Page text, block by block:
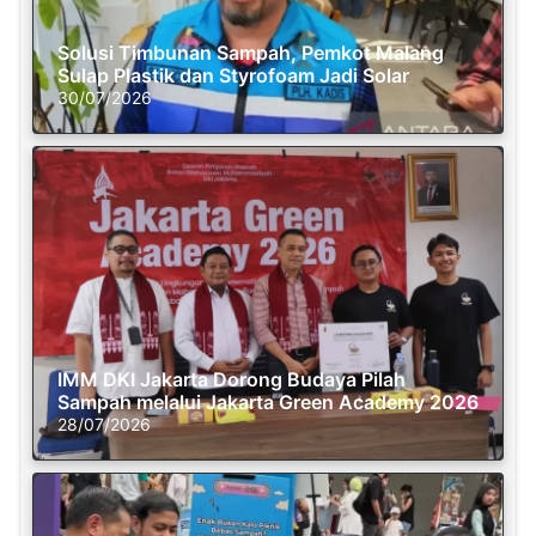
Solusi Timbunan Sampah, Pemkot Malang
Sulap Plastik dan Styrofoam Jadi Solar
30/07/2026
IMM DKI Jakarta Dorong Budaya Pilah
Sampah melalui Jakarta Green Academy 2026
28/07/2026